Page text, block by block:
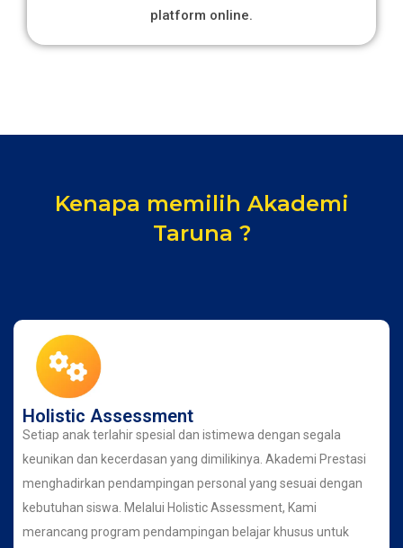
platform online.
Kenapa memilih Akademi
Taruna ?
Holistic Assessment
Setiap anak terlahir spesial dan istimewa dengan segala
keunikan dan kecerdasan yang dimilikinya. Akademi Prestasi
menghadirkan pendampingan personal yang sesuai dengan
kebutuhan siswa. Melalui Holistic Assessment, Kami
merancang program pendampingan belajar khusus untuk